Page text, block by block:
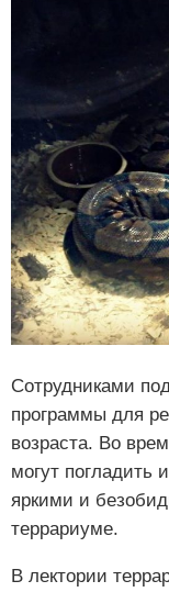
Сотрудниками
программы для
возраста. Во
могут погладить
яркими и
террариуме.
В лектории